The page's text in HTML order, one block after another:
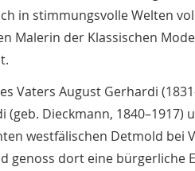
in stimmungsvolle Welten
Malerin der Klassischen
Vaters August Gerhardi
(geb. Dieckmann, 1840–1917)
westfälischen Detmold bei
genoss dort eine bürgerliche